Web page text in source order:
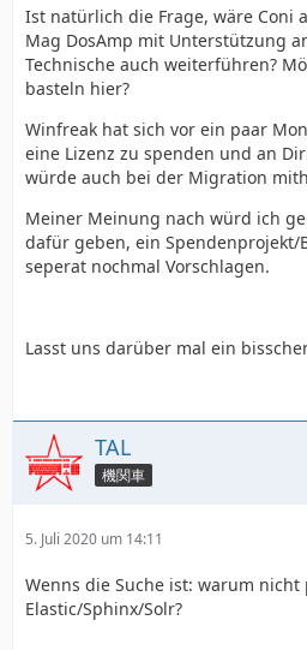
Ist natürlich die Frage, wäre Coni
Mag DosAmp mit Unterstützung
Technische auch weiterführen?
basteln hier?
Winfreak hat sich vor ein paar
eine Lizenz zu spenden und an
würde auch bei der Migration
Meiner Meinung nach würd ich
dafür geben, ein
seperat nochmal Vorschlagen.
Lasst uns darüber mal ein
TAL
機関車
5. Juli 2020 um 14:11
Wenns die Suche ist: warum nicht
Elastic/Sphinx/Solr?